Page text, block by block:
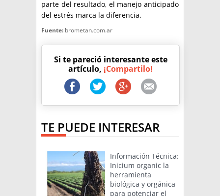
parte del resultado, el manejo anticipado
del estrés marca la diferencia.
Fuente: brometan.com.ar
Si te pareció interesante este
artículo, ¡Compartilo!
TE PUEDE INTERESAR
Información Técnica:
Inicium organic la
herramienta
biológica y orgánica
para potenciar el